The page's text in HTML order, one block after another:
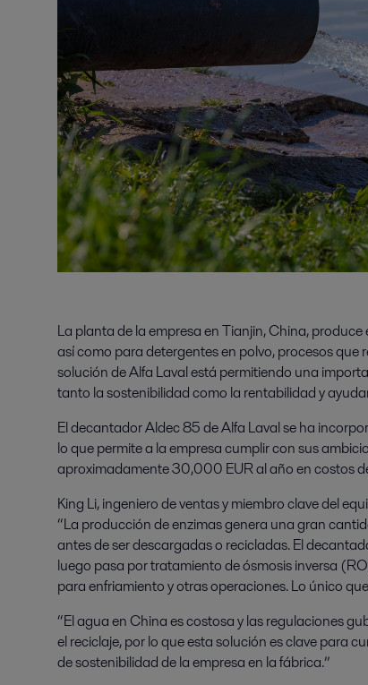
La planta de la empresa en Tianjin, China,
así como para detergentes en polvo, procesos
solución de Alfa Laval está permitiendo una
tanto la sostenibilidad como la rentabilidad y
El decantador Aldec 85 de Alfa Laval se ha
lo que permite a la empresa cumplir con sus
aproximadamente 30,000 EUR al año en costos
King Li, ingeniero de ventas y miembro clave del
“La producción de enzimas genera una gran
antes de ser descargadas o recicladas. El
luego pasa por tratamiento de ósmosis inversa
para enfriamiento y otras operaciones. Lo único
“El agua en China es costosa y las regulaciones
el reciclaje, por lo que esta solución es clave para
de sostenibilidad de la empresa en la fábrica.”